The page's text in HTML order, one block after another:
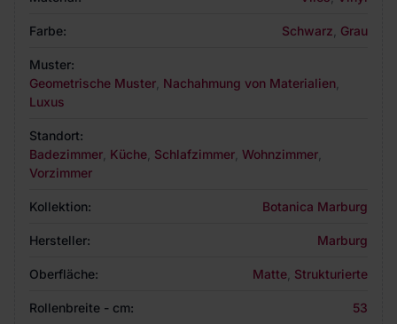
Farbe: Schwarz Grau
Muster:
Geometrische Muster Nachahmung von Materialien
Luxus
Standort:
Badezimmer Küche Schlafzimmer Wohnzimmer
Vorzimmer
Kollektion: Botanica Marburg
Hersteller: Marburg
Oberfläche: Matte Strukturierte
Rollenbreite - cm: 53